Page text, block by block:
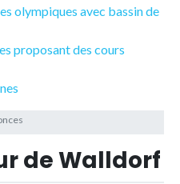
olympiques avec bassin de
proposant des cours
de Walldorf